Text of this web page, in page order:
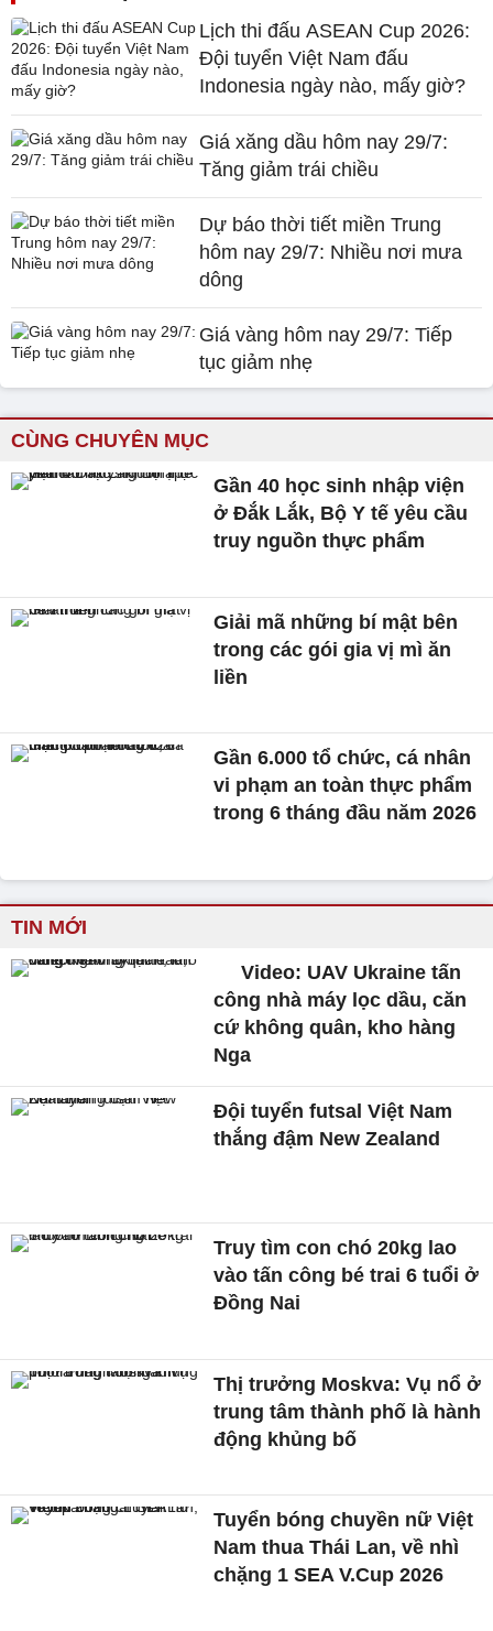
Lịch thi đấu ASEAN Cup 2026:
Đội tuyển Việt Nam đấu
Indonesia ngày nào, mấy giờ?
Giá xăng dầu hôm nay 29/7:
Tăng giảm trái chiều
Dự báo thời tiết miền Trung
hôm nay 29/7: Nhiều nơi mưa
dông
Giá vàng hôm nay 29/7: Tiếp
tục giảm nhẹ
CÙNG CHUYÊN MỤC
Gần 40 học sinh nhập viện
ở Đắk Lắk, Bộ Y tế yêu cầu
truy nguồn thực phẩm
Giải mã những bí mật bên
trong các gói gia vị mì ăn
liền
Gần 6.000 tổ chức, cá nhân
vi phạm an toàn thực phẩm
trong 6 tháng đầu năm 2026
TIN MỚI
Video: UAV Ukraine tấn
công nhà máy lọc dầu, căn
cứ không quân, kho hàng
Nga
Đội tuyển futsal Việt Nam
thắng đậm New Zealand
Truy tìm con chó 20kg lao
vào tấn công bé trai 6 tuổi ở
Đồng Nai
Thị trưởng Moskva: Vụ nổ ở
trung tâm thành phố là hành
động khủng bố
Tuyển bóng chuyền nữ Việt
Nam thua Thái Lan, về nhì
chặng 1 SEA V.Cup 2026